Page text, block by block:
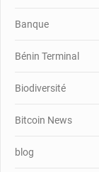
Banque
Bénin Terminal
Biodiversité
Bitcoin News
blog